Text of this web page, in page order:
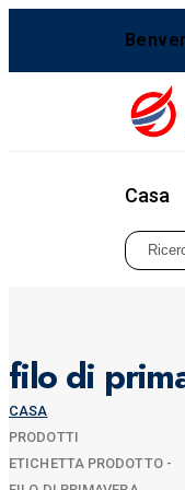
Casa
filo di
CASA
PRODOTTI
ETICHETTA PRODOTTO -